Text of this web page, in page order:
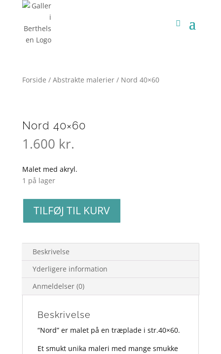
Forside / Abstrakte malerier/ Nord 40×60
Nord 40×60
1.600 kr.
Malet med akryl.
1 på lager
40x60
antal
TILFØJ TIL KURV
Beskrivelse
Yderligere information
Anmeldelser (0)
Beskrivelse
“Nord” er malet på en træplade i str.40×60.
Et smukt unika maleri med mange smukke